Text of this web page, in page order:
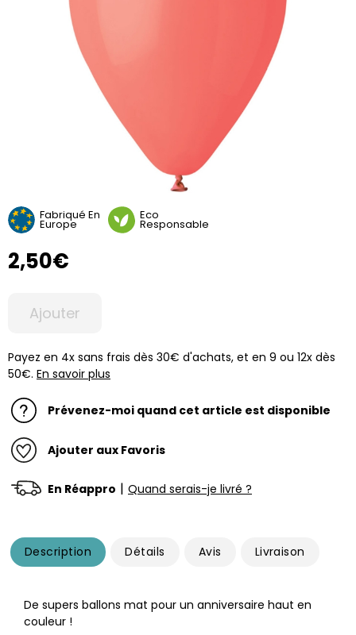
Fabriqué En
Europe
Eco
Responsable
2,50€
Ajouter
Payez en 4x sans frais dès 30€ d'achats, et en 9 ou 12x dès
50€. En savoir plus
Prévenez-moi quand cet article est disponible
Ajouter aux Favoris
En Réappro | Quand serais-je livré ?
Description Détails Avis Livraison
De supers ballons mat pour un anniversaire haut en
couleur !